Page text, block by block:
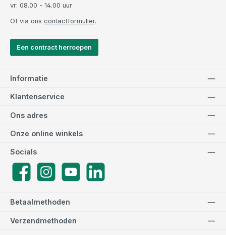
vr: 08.00 - 14.00 uur
Of via ons contactformulier.
Een contract herroepen
Informatie
Klantenservice
Betaalmethoden
Verzendmethoden
Ons adres
Socials
FacebookInstagramYouTube
Onze online winkels